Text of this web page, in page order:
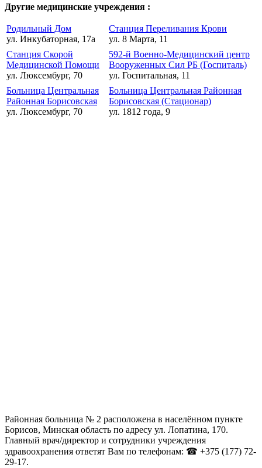
Другие медицинские учреждения :
Родильный Дом
ул. Инкубаторная, 17а
Станция Переливания Крови
ул. 8 Марта, 11
Станция Скорой
Медицинской Помощи
ул. Люксембург, 70
592-й Военно-Медицинский центр
Вооруженных Сил РБ (Госпиталь)
ул. Госпитальная, 11
Больница Центральная
Районная Борисовская
ул. Люксембург, 70
Больница Центральная Районная
Борисовская (Стационар)
ул. 1812 года, 9
Районная больница № 2 расположена в населённом пункте
Борисов, Минская область по адресу ул. Лопатина, 170.
Главный врач/директор и сотрудники учреждения
здравоохранения ответят Вам по телефонам: ☎ +375 (177) 72-
29-17.